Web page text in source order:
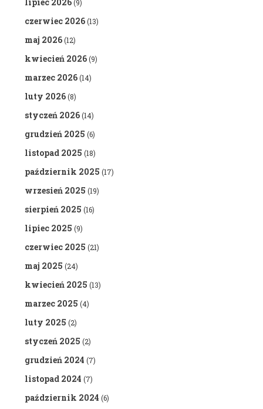
(9)
czerwiec 2026(13)
maj 2026(12)
kwiecień 2026(9)
marzec 2026(14)
luty 2026(8)
styczeń 2026(14)
grudzień 2025 (6)
listopad 2025 (18)
październik 2025 (17)
wrzesień 2025 (19)
sierpień 2025 (16)
lipiec 2025 (9)
czerwiec 2025 (21)
maj 2025 (24)
kwiecień 2025 (13)
marzec 2025 (4)
luty 2025 (2)
styczeń 2025 (2)
grudzień 2024 (7)
listopad 2024 (7)
październik 2024 (6)